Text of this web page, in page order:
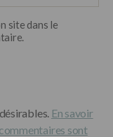
site dans le
En savoir
sont